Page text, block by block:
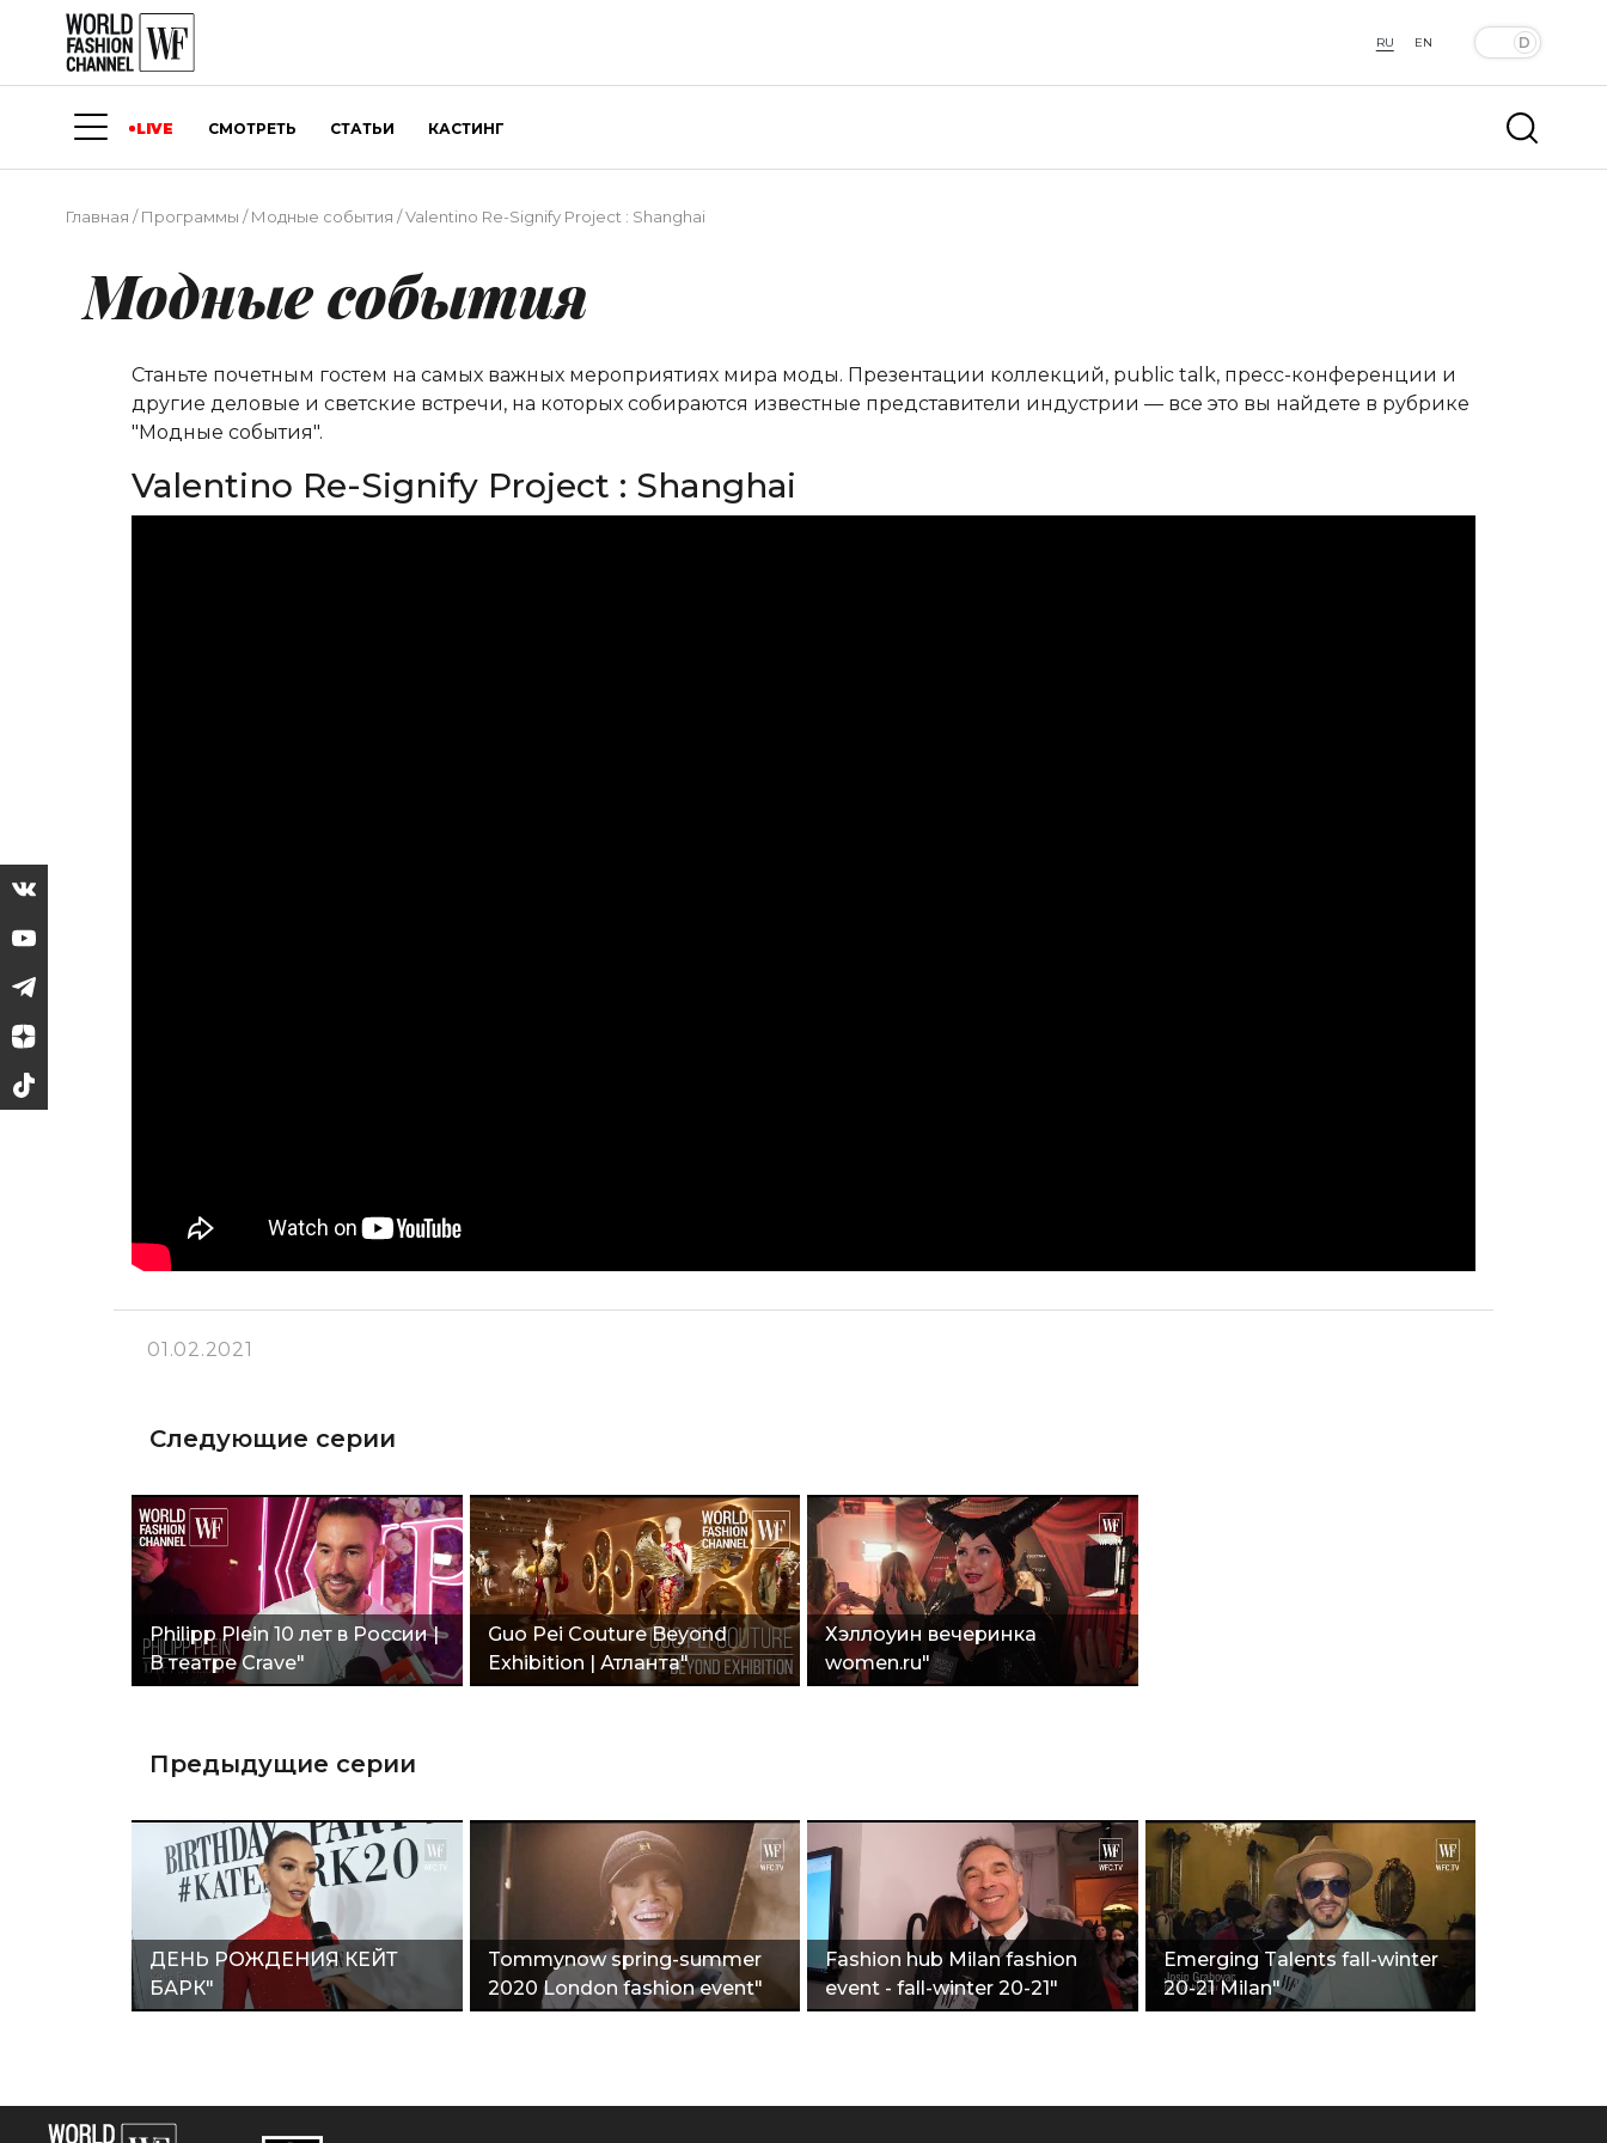
RU EN
LIVE СМОТРЕТЬ СТАТЬИ КАСТИНГ
Главная /Программы /Модные события /Valentino Re-Signify Project : Shanghai
Модные события
Станьте почетным гостем на самых важных мероприятиях мира моды. Презентации коллекций, public talk, пресс-конференции и
другие деловые и светские встречи, на которых собираются известные представители индустрии — все это вы найдете в рубрике
"Модные события".
Valentino Re-Signify Project : Shanghai
01.02.2021
Следующие серии
Philipp Plein 10 лет в России |
В театре Сrave"
Guo Pei Couture Beyond
Exhibition | Атланта"
Хэллоуин вечеринка
women.ru"
Предыдущие серии
ДЕНЬ РОЖДЕНИЯ КЕЙТ
БАРК"
Tommynow spring-summer
2020 London fashion event"
Fashion hub Milan fashion
event - fall-winter 20-21"
Emerging Talents fall-winter
20-21 Milan"